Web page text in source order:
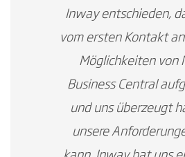
Inway entschieden,
vom ersten Kontakt
Möglichkeiten von
Business Central
und uns überzeugt
unsere